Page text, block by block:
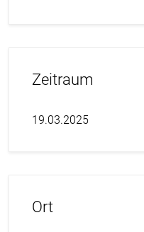
Zeitraum
19.03.2025
Ort